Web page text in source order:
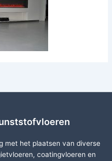
met het plaatsen van diverse
, coatingvloeren en